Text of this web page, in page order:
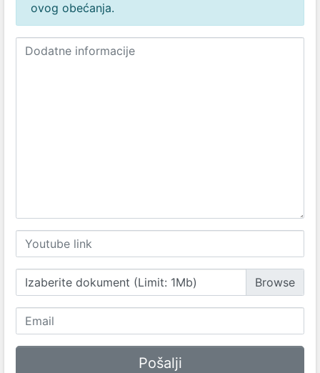
ovog obećanja.
Izaberite dokument (Limit: 1Mb)